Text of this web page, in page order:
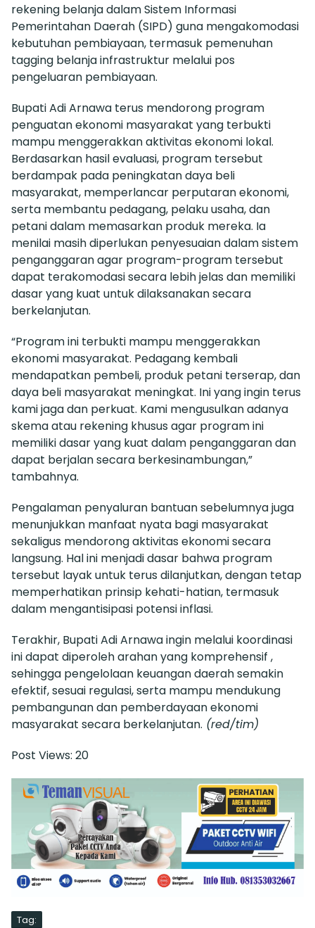
rekening belanja dalam Sistem Informasi
Pemerintahan Daerah (SIPD) guna mengakomodasi
kebutuhan pembiayaan, termasuk pemenuhan
tagging belanja infrastruktur melalui pos
pengeluaran pembiayaan.
Bupati Adi Arnawa terus mendorong program
penguatan ekonomi masyarakat yang terbukti
mampu menggerakkan aktivitas ekonomi lokal.
Berdasarkan hasil evaluasi, program tersebut
berdampak pada peningkatan daya beli
masyarakat, memperlancar perputaran ekonomi,
serta membantu pedagang, pelaku usaha, dan
petani dalam memasarkan produk mereka. Ia
menilai masih diperlukan penyesuaian dalam sistem
penganggaran agar program-program tersebut
dapat terakomodasi secara lebih jelas dan memiliki
dasar yang kuat untuk dilaksanakan secara
berkelanjutan.
“Program ini terbukti mampu menggerakkan
ekonomi masyarakat. Pedagang kembali
mendapatkan pembeli, produk petani terserap, dan
daya beli masyarakat meningkat. Ini yang ingin terus
kami jaga dan perkuat. Kami mengusulkan adanya
skema atau rekening khusus agar program ini
memiliki dasar yang kuat dalam penganggaran dan
dapat berjalan secara berkesinambungan,”
tambahnya.
Pengalaman penyaluran bantuan sebelumnya juga
menunjukkan manfaat nyata bagi masyarakat
sekaligus mendorong aktivitas ekonomi secara
langsung. Hal ini menjadi dasar bahwa program
tersebut layak untuk terus dilanjutkan, dengan tetap
memperhatikan prinsip kehati-hatian, termasuk
dalam mengantisipasi potensi inflasi.
Terakhir, Bupati Adi Arnawa ingin melalui koordinasi
ini dapat diperoleh arahan yang komprehensif ,
sehingga pengelolaan keuangan daerah semakin
efektif, sesuai regulasi, serta mampu mendukung
pembangunan dan pemberdayaan ekonomi
masyarakat secara berkelanjutan. (red/tim)
Post Views: 20
Tag: